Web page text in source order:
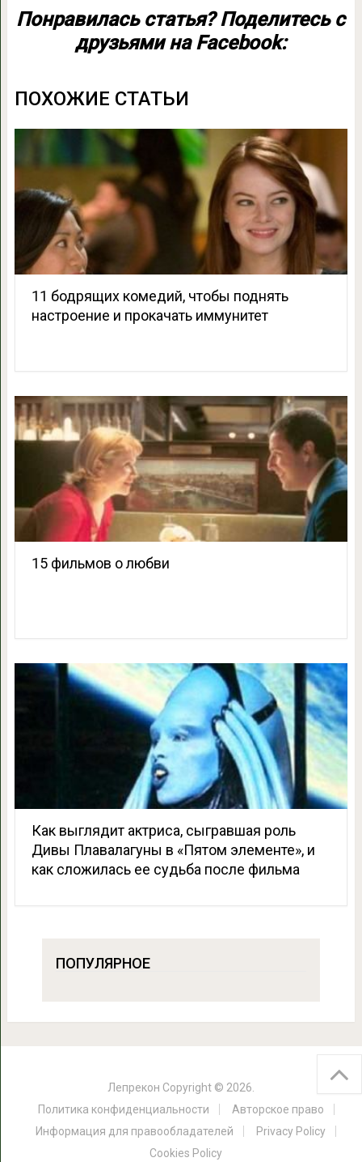
Понравилась статья? Поделитесь с
друзьями на Facebook:
ПОХОЖИЕ СТАТЬИ
11 бодрящих комедий, чтобы поднять
настроение и прокачать иммунитет
15 фильмов о любви
Как выглядит актриса, сыгравшая роль
Дивы Плавалагуны в «Пятом элементе», и
как сложилась ее судьба после фильма
ПОПУЛЯРНОЕ
Лепрекон Copyright © 2026.
Политика конфиденциальности
Авторское право
Информация для правообладателей
Privacy Policy
Cookies Policy